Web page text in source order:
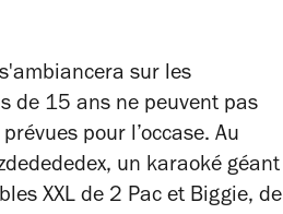
sur les
de 15 ans ne peuvent pas
pour l’occase. Au
un karaoké géant
XXL de 2 Pac et Biggie, de